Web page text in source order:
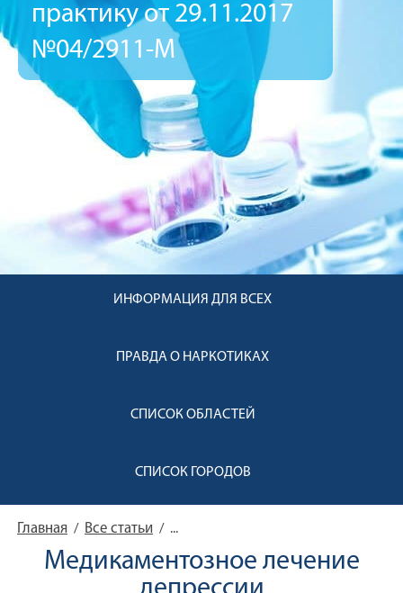
практику от 29.11.2017
№04/2911-М
ИНФОРМАЦИЯ ДЛЯ ВСЕХ
ПРАВДА О НАРКОТИКАХ
СПИСОК ОБЛАСТЕЙ
СПИСОК ГОРОДОВ
Главная / Все статьи / ...
Медикаментозное лечение